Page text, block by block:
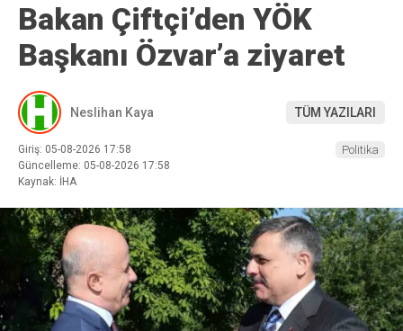
Bakan Çiftçi’den YÖK
Başkanı Özvar’a ziyaret
Neslihan Kaya TÜM YAZILARI
Giriş: 05-08-2026 17:58
Güncelleme: 05-08-2026 17:58
Kaynak: İHA
Politika